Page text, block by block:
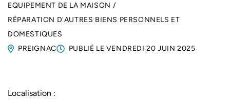
EQUIPEMENT DE LA MAISON /
RÉPARATION D'AUTRES BIENS PERSONNELS ET
DOMESTIQUES
PREIGNAC
PUBLIÉ LE VENDREDI 20 JUIN 2025
Localisation :